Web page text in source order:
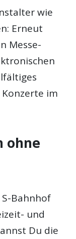
wie
Erneut
Messe-
im
ohne
Bahnhof
und
Du die